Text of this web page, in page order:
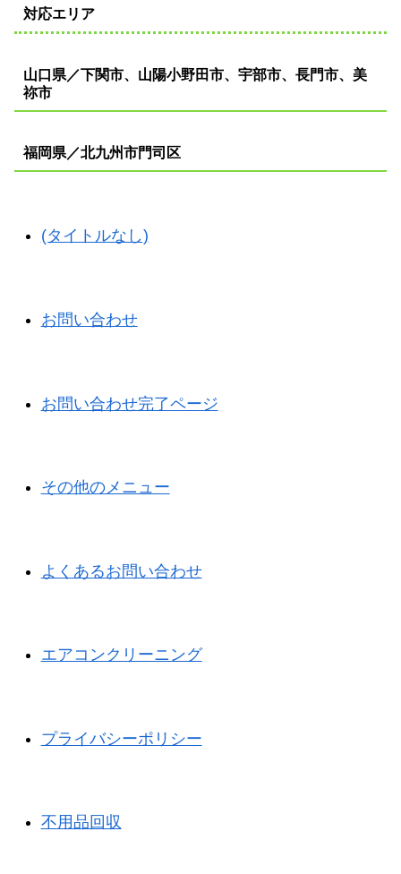
対応エリア
山口県／下関市、山陽小野田市、宇部市、長門市、美
祢市
福岡県／北九州市門司区
(タイトルなし)
お問い合わせ
お問い合わせ完了ページ
その他のメニュー
よくあるお問い合わせ
エアコンクリーニング
プライバシーポリシー
不用品回収